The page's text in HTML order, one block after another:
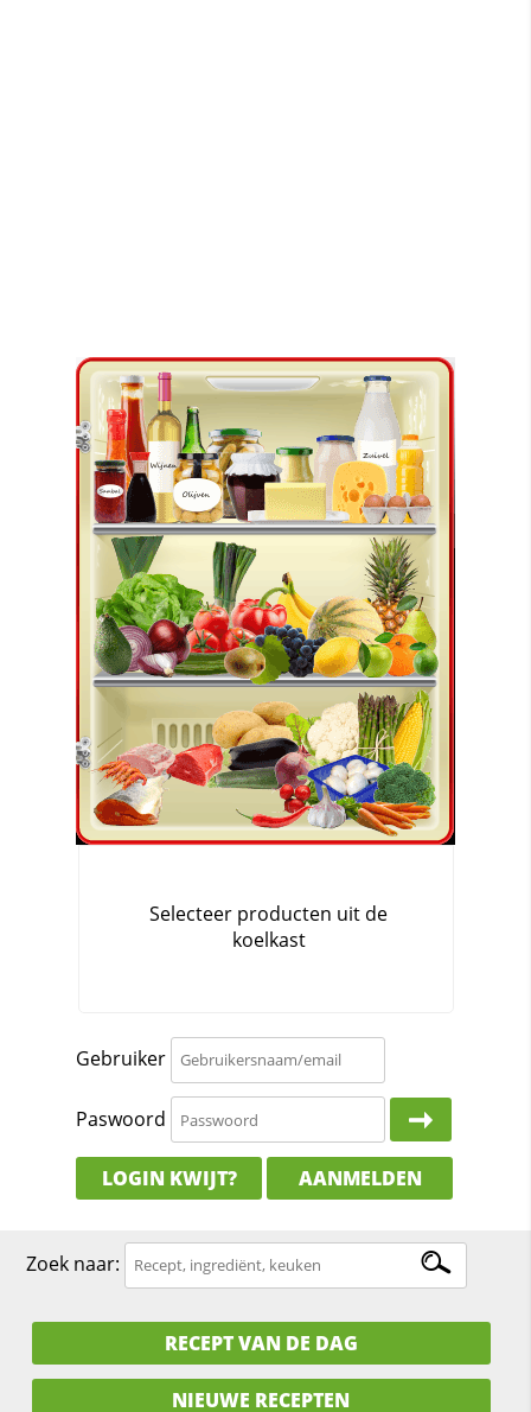
Gebruiker
Paswoord
LOGIN KWIJT? AANMELDEN
Zoek naar:
RECEPT VAN DE DAG
NIEUWE RECEPTEN